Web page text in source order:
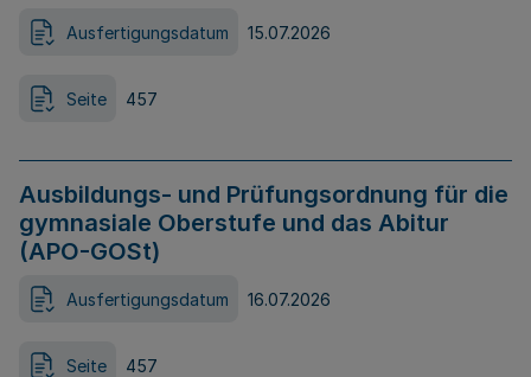
Ausfertigungsdatum 15.07.2026
Seite 457
Ausbildungs- und Prüfungsordnung für die
gymnasiale Oberstufe und das Abitur
(APO-GOSt)
Ausfertigungsdatum 16.07.2026
Seite 457